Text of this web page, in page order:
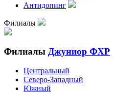
Антидопинг
Филиалы
Филиалы Джуниор ФХР
Центральный
Северо-Западный
Южный